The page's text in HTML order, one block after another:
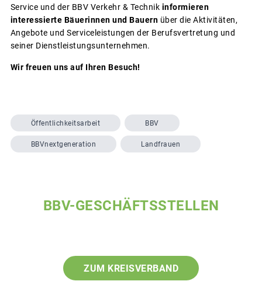
Service und der BBV Verkehr & Technik informieren
interessierte Bäuerinnen und Bauern über die Aktivitäten,
Angebote und Serviceleistungen der Berufsvertretung und
seiner Dienstleistungsunternehmen.
Wir freuen uns auf Ihren Besuch!
Öffentlichkeitsarbeit BBV
BBVnextgeneration Landfrauen
BBV-GESCHÄFTSSTELLEN
ZUM KREISVERBAND